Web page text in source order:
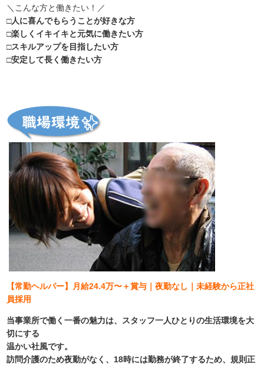
＼こんな方と働きたい！／
□人に喜んでもらうことが好きな方
□楽しくイキイキと元気に働きたい方
□スキルアップを目指したい方
□安定して長く働きたい方
【常勤ヘルパー】月給24.4万〜＋賞与｜夜勤なし｜未経験から正社
員採用
当事業所で働く一番の魅力は、スタッフ一人ひとりの生活環境を大
切にする
温かい社風です。
訪問介護のため夜勤がなく、18時には勤務が終了するため、規則正